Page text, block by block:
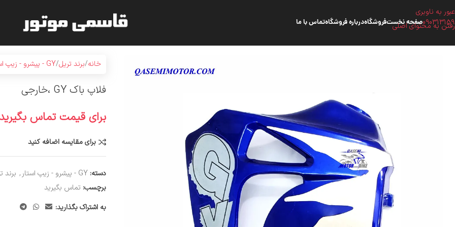
عبور به ناوبری
رفتن به محتوای اصلی
صفحه نخستفروشگاهدرباره فروشگاهتماس با ما
خانه برند تریل GY - پیشرو - زیپ استار
فلاپ باک GY ،خارجی
برای قیمت تماس
برای مقایسه اضافه کنید
دسته: GY - پیشرو - زیپ استار , برند
برچسب: تماس بگیرید
به اشتراک بگذارید: